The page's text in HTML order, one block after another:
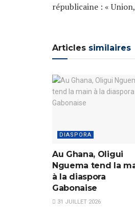
républicaine : «
Articles similaires
DIASPORA
Au Ghana, Oligui
Nguema tend la
à la diaspora
Gabonaise
31 JUILLET 2026